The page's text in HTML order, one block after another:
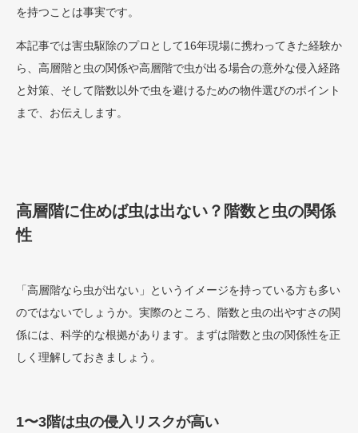
を持つことは事実です。
本記事では害虫駆除のプロとして16年現場に携わってきた経験か
ら、高層階と虫の関係や高層階で虫が出る場合の意外な侵入経路
と対策、そして階数以外で虫を避けるための物件選びのポイント
まで、お伝えします。
高層階に住めば虫は出ない？階数と虫の関係
性
「高層階なら虫が出ない」というイメージを持っている方も多い
のではないでしょうか。実際のところ、階数と虫の出やすさの関
係には、科学的な根拠があります。まずは階数と虫の関係性を正
しく理解しておきましょう。
1〜3階は虫の侵入リスクが高い